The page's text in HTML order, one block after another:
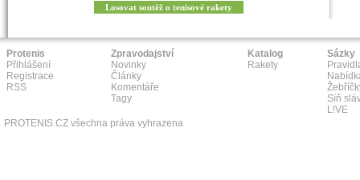
Losovat soutěž o tenisové rakety
Protenis
Přihlášení
Registrace
RSS
Zpravodajství
Novinky
Články
Komentáře
Tagy
Katalog
Rakety
Sázky
Síň
L!VE
PROTENIS.CZ všechna práva vyhrazena